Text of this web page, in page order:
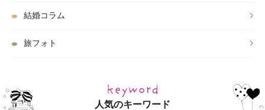
結婚コラム
旅フォト
人気のキーワード